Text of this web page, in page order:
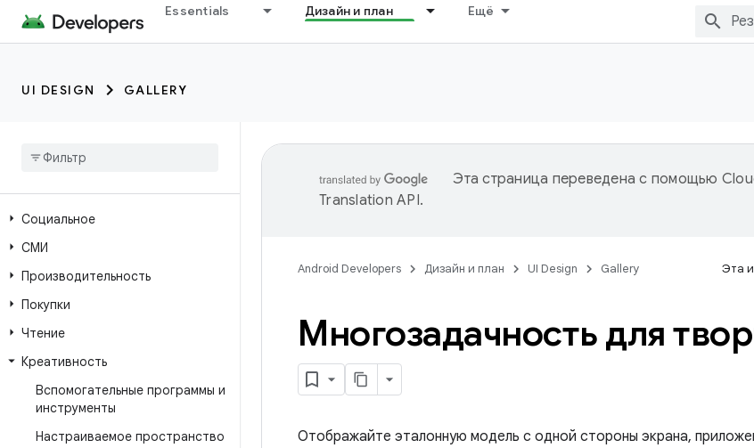
Essentials Дизайн и план Ещё
UI DESIGN GALLERY
Социальное
СМИ
Производительность
Покупки
Чтение
Креативность
Вспомогательные программы и
инструменты
Настраиваемое пространство
Эта страница переведена с помощью
Translation API.
Android Developers Дизайн и план UI Design Gallery Эта
Многозадачность для
Отображайте эталонную модель с одной стороны экрана,